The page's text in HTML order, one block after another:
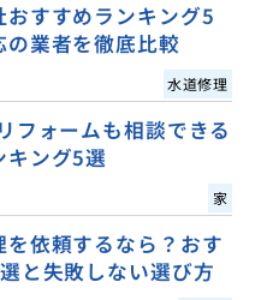
すすめランキング5
業者を徹底比較
水道修理
フォームも相談できる
キング5選
家
依頼するなら？おす
と失敗しない選び方